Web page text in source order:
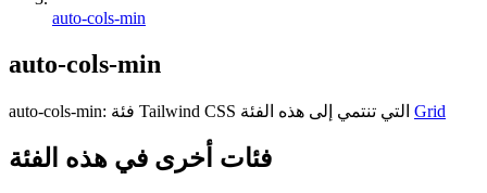
auto-cols-min
auto-cols-min
auto-cols-min: فئة Tailwind CSS التي تنتمي إلى هذه الفئة Grid
فئات أخرى في هذه الفئة